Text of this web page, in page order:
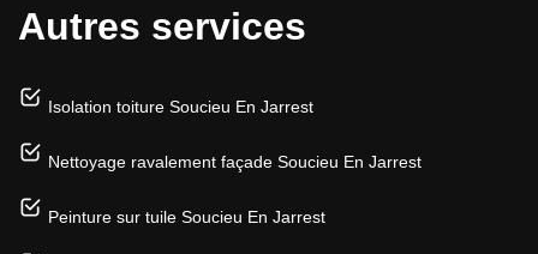
Autres services
Isolation toiture Soucieu En Jarrest
Nettoyage ravalement façade Soucieu En Jarrest
Peinture sur tuile Soucieu En Jarrest